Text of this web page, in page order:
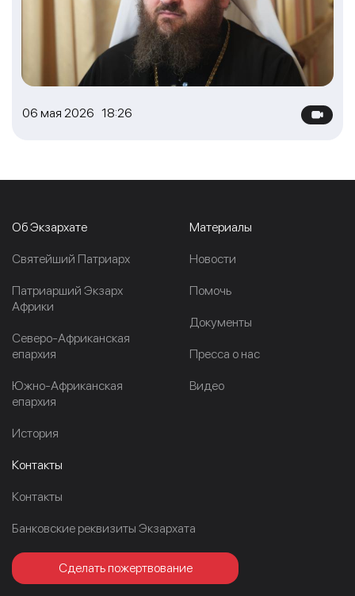
06 мая 2026 18:26
Об Экзархате
Cвятейший Патриарх
Патриарший Экзарх
Африки
Северо-Африканская
епархия
Южно-Африканская
епархия
История
Материалы
Новости
Помочь
Документы
Пресса о нас
Видео
Контакты
Контакты
Банковские реквизиты Экзархата
Сделать пожертвование